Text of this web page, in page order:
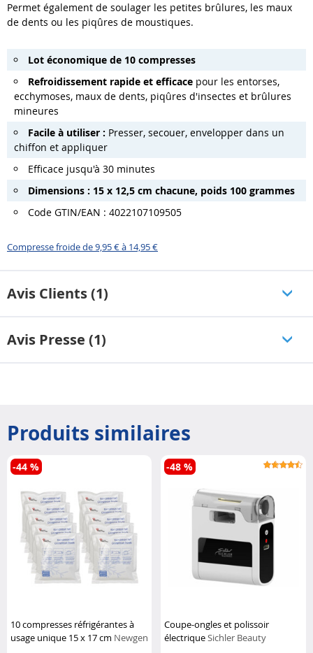
Permet également de soulager les petites brûlures, les maux
de dents ou les piqûres de moustiques.
Lot économique de 10 compresses
Refroidissement rapide et efficace pour les entorses,
ecchymoses, maux de dents, piqûres d'insectes et brûlures
mineures
Facile à utiliser : Presser, secouer, envelopper dans un
chiffon et appliquer
Efficace jusqu'à 30 minutes
Dimensions : 15 x 12,5 cm chacune, poids 100 grammes
Code GTIN/EAN : 4022107109505
Compresse froide de 9,95 € à 14,95 €
Avis Clients (1)
Avis Presse (1)
Produits similaires
10 compresses réfrigérantes à
usage unique 15 x 17 cm Newgen
-44 %
Coupe-ongles et polissoir
électriqueSichler Beauty
-48 %